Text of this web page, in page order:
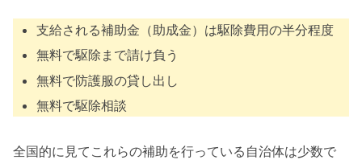
支給される補助金（助成金）は駆除費用の半分程度
無料で駆除まで請け負う
無料で防護服の貸し出し
無料で駆除相談
全国的に見てこれらの補助を行っている自治体は少数で